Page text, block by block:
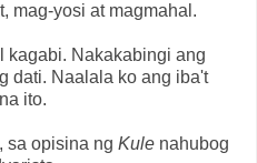
mag-yosi at magmahal.
kagabi. Nakakabingi ang
dati. Naalala ko ang iba't
ito.
sa opisina ng Kule nahubog